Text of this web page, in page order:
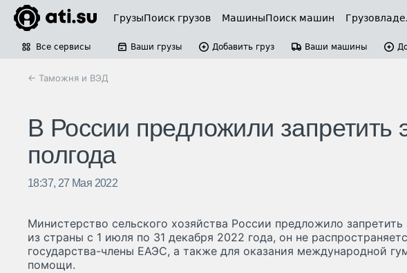
ГрузыПоиск грузов МашиныПоиск машин
Все сервисы Ваши грузы Добавить груз Ваши машины
← Таможня и ВЭД
В России предложили запретить
полгода
18:37, 27 Мая 2022
Министерство сельского хозяйства России предложило запретить
из страны с 1 июля по 31 декабря 2022 года, он не
государства-члены ЕАЭС, а также для оказания международной
помощи.